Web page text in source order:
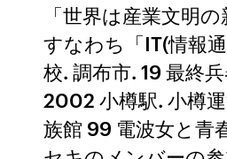
「世界は産業文明の
すなわち「IT(情報
校. 調布市. 19 最終
2002 小樽駅. 小樽
族館 99 電波女と青